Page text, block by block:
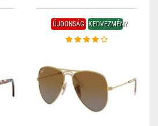
ÚJDONSÁG KEDVEZMÉNY